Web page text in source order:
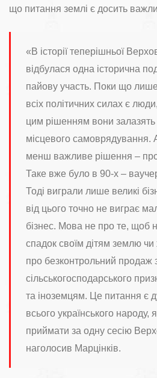
що питання землі є досить
«В історії теперішньої
відбулася одна історична
пайову участь. Поки що
всіх політичних силах є
цим рішенням вони
місцевого самоврядування.
менш важливе рішення –
Таке вже було в 90-х –
Тоді виграли лише великі
від цього точно не виграє
бізнес. Мова не про те, щоб
спадок своїм дітям землю чи
про безконтрольний продаж
сільськогосподарського
та іноземцям. Це питання є
всього українського народу,
приймати за одну сесію
наголосив Марцінків.